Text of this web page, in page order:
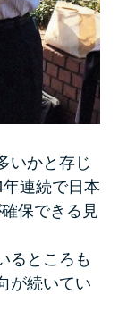
いかと存じ
連続で日本
保できる見
るところも
が続いてい